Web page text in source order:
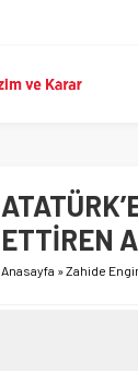
ETTİREN
Anasayfa »Zahide